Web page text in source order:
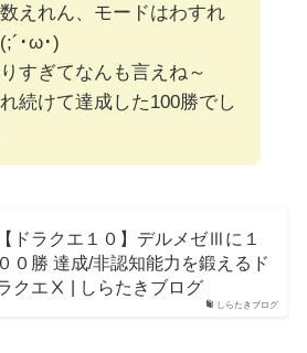
えれん、モードはわすれ
･ω･)
すぎてなんも言えね～
続けて達成した100勝でし
しらたきブログ
【ドラクエ１０】デルメゼⅢに１
００勝 達成/非認知能力を鍛えるド
クエⅩ | しらたきブログ